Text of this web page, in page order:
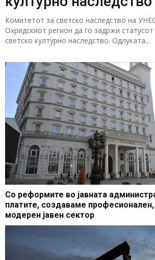
Комитетот за светско наследство на
Охридскиот регион да го задржи
светско културно наследство. Одлуката...
Со реформите во јавната
платите, создаваме
модерен јавен сектор